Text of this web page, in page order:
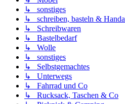
↳ sonstiges
↳ schreiben, basteln &
↳ Schreibwaren
↳ Bastelbedarf
↳ Wolle
↳ sonstiges
↳ Selbstgemachtes
↳ Unterwegs
↳ Fahrrad und Co
↳ Rucksack, Taschen & Co